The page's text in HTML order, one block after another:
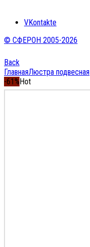
VKontakte
© СФЕРОН 2005-2026
Back
ГлавнаяЛюстра подвесная
-61% Hot